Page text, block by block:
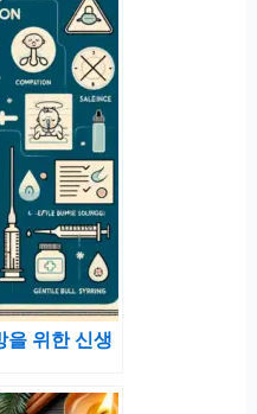
을 위한 신생